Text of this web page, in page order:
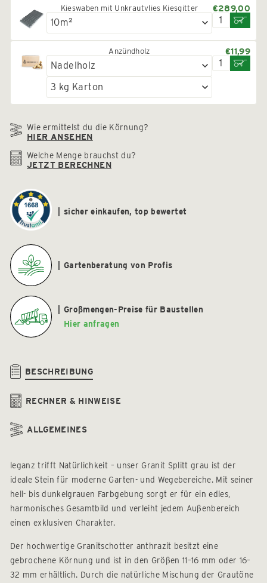
Kieswaben mit Unkrautvlies Kiesgitter €289,00
Anzündholz €11,99
Wie ermittelst du die Körnung?
HIER ANSEHEN
Welche Menge brauchst du?
JETZT BERECHNEN
sicher einkaufen, top bewertet
Gartenberatung von Profis
Großmengen-Preise für Baustellen
Hier anfragen
BESCHREIBUNG
RECHNER & HINWEISE
ALLGEMEINES
leganz trifft Natürlichkeit – unser Granit Splitt grau ist der
ideale Stein für moderne Garten- und Wegebereiche. Mit seiner
hell- bis dunkelgrauen Farbgebung sorgt er für ein edles,
harmonisches Gesamtbild und verleiht jedem Außenbereich
einen exklusiven Charakter.
Der hochwertige Granitschotter anthrazit besitzt eine
gebrochene Körnung und ist in den Größen 11–16 mm oder 16–
32 mm erhältlich. Durch die natürliche Mischung der Grautöne